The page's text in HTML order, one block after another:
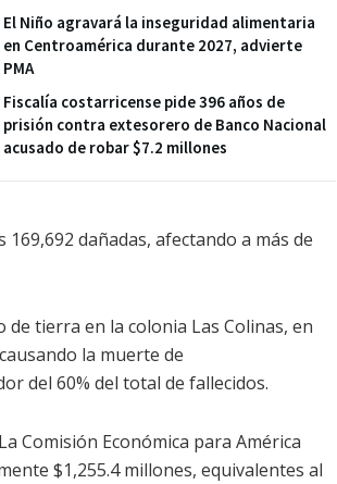
El Niño agravará la inseguridad alimentaria
en Centroamérica durante 2027, advierte
PMA
Fiscalía costarricense pide 396 años de
prisión contra extesorero de Banco Nacional
acusado de robar $7.2 millones
dañadas, afectando a más de
tierra en la colonia Las Colinas, en
la muerte de
del 60% del total de fallecidos.
Comisión Económica para América
$1,255.4 millones, equivalentes al